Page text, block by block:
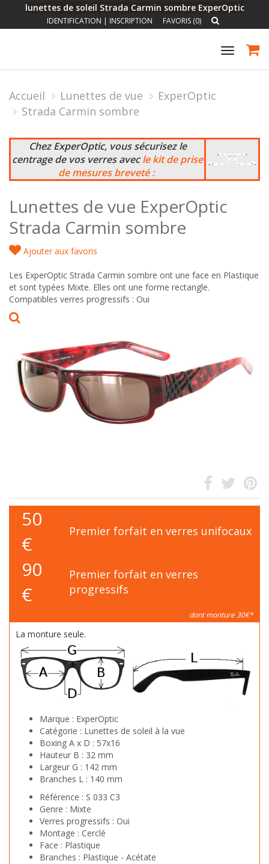
lunettes de soleil Strada Carmin sombre ExperOptic
IDENTIFICATION | INSCRIPTION FAVORIS (0)
Toggle
Accueil Lunettes de vue
ExperOptic
Strada Carmin sombre
Chez ExperOptic, vous sécurisez le
centrage de vos verres avecle kit de prise
de mesures breveté :
Lunettes de vue ExperOptic
Strada Carmin sombre
Ajouter aux favoris
Les ExperOptic Strada Carmin sombre ont une face en Plastique
et sont typées Mixte. Elles ont une forme rectangle.
Compatibles verres progressifs : Oui
50
€
Premier forfait en verres unifocaux
90
€
Premier forfait en verres
progressifs
dont monture 30€*
La monture seule.
Marque : ExperOptic
Catégorie : Lunettes de soleil à la vue
Boxing A x D : 57x16
Hauteur B : 32 mm
Largeur G : 142 mm
Branches L : 140 mm
Référence : S 033 C3
Genre : Mixte
Verres progressifs : Oui
Montage : Cerclé
Face : Plastique
Branches : Plastique - Acétate